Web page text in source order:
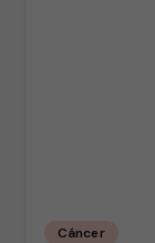
Cáncer